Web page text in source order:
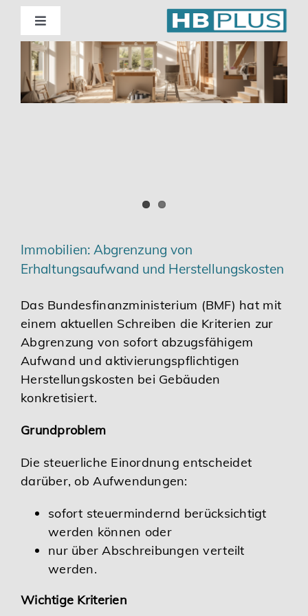
Skip
content
Toggle
Navigation
Standorte
Beratung
Karriere
Services
Immobilien: Abgrenzung von
Erhaltungsaufwand und Herstellungskosten
Das Bundesfinanzministerium (BMF) hat mit
einem aktuellen Schreiben die Kriterien zur
Abgrenzung von sofort abzugsfähigem
Aufwand und aktivierungspflichtigen
Herstellungskosten bei Gebäuden
konkretisiert.
Grundproblem
Die steuerliche Einordnung entscheidet
darüber, ob Aufwendungen:
sofort steuermindernd berücksichtigt
werden können oder
nur über Abschreibungen verteilt
werden.
Wichtige Kriterien